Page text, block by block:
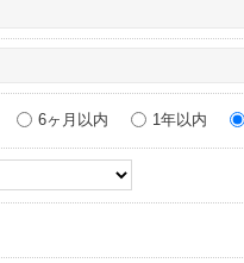
6ヶ月以内 1年以内